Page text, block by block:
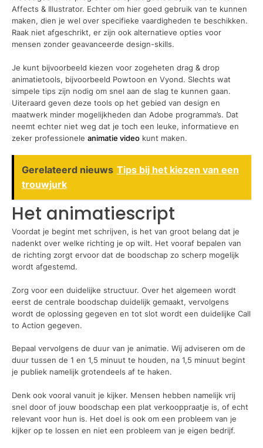
Affects & Illustrator. Echter om hier goed gebruik van te kunnen
maken, dien je wel over specifieke vaardigheden te beschikken.
Raak niet afgeschrikt, er zijn ook alternatieve opties voor
mensen zonder geavanceerde design-skills.
Je kunt bijvoorbeeld kiezen voor zogeheten drag & drop
animatietools, bijvoorbeeld Powtoon en Vyond. Slechts wat
simpele tips zijn nodig om snel aan de slag te kunnen gaan.
Uiteraard geven deze tools op het gebied van design en
maatwerk minder mogelijkheden dan Adobe programma’s. Dat
neemt echter niet weg dat je toch een leuke, informatieve en
zeker professionele animatie video kunt maken.
Gerelateerd nieuws Tips bij het kiezen van een
trouwjurk
Het animatiescript
Voordat je begint met schrijven, is het van groot belang dat je
nadenkt over welke richting je op wilt. Het vooraf bepalen van
de richting zorgt ervoor dat de boodschap zo scherp mogelijk
wordt afgestemd.
Zorg voor een duidelijke structuur. Over het algemeen wordt
eerst de centrale boodschap duidelijk gemaakt, vervolgens
wordt de oplossing gegeven en tot slot wordt een duidelijke Call
to Action gegeven.
Bepaal vervolgens de duur van je animatie. Wij adviseren om de
duur tussen de 1 en 1,5 minuut te houden, na 1,5 minuut begint
je publiek namelijk grotendeels af te haken.
Denk ook vooral vanuit je kijker. Mensen hebben namelijk vrij
snel door of jouw boodschap een plat verkooppraatje is, of echt
relevant voor hun is. Het doel is ook om een probleem van je
kijker op te lossen en niet een probleem van je eigen bedrijf.